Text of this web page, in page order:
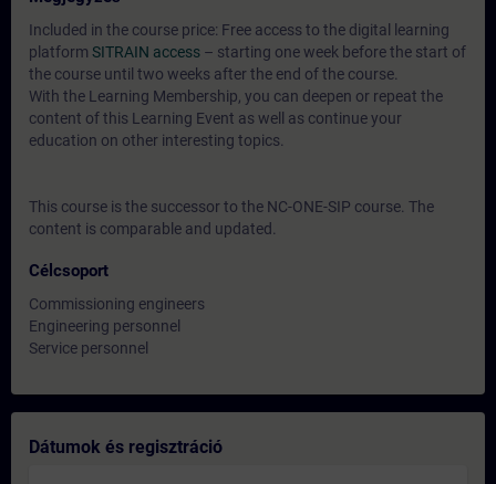
Included in the course price: Free access to the digital learning
platform SITRAIN access – starting one week before the start of
the course until two weeks after the end of the course.
With the Learning Membership, you can deepen or repeat the
content of this Learning Event as well as continue your
education on other interesting topics.
This course is the successor to the NC-ONE-SIP course. The
content is comparable and updated.
Célcsoport
Commissioning engineers
Engineering personnel
Service personnel
Dátumok és regisztráció